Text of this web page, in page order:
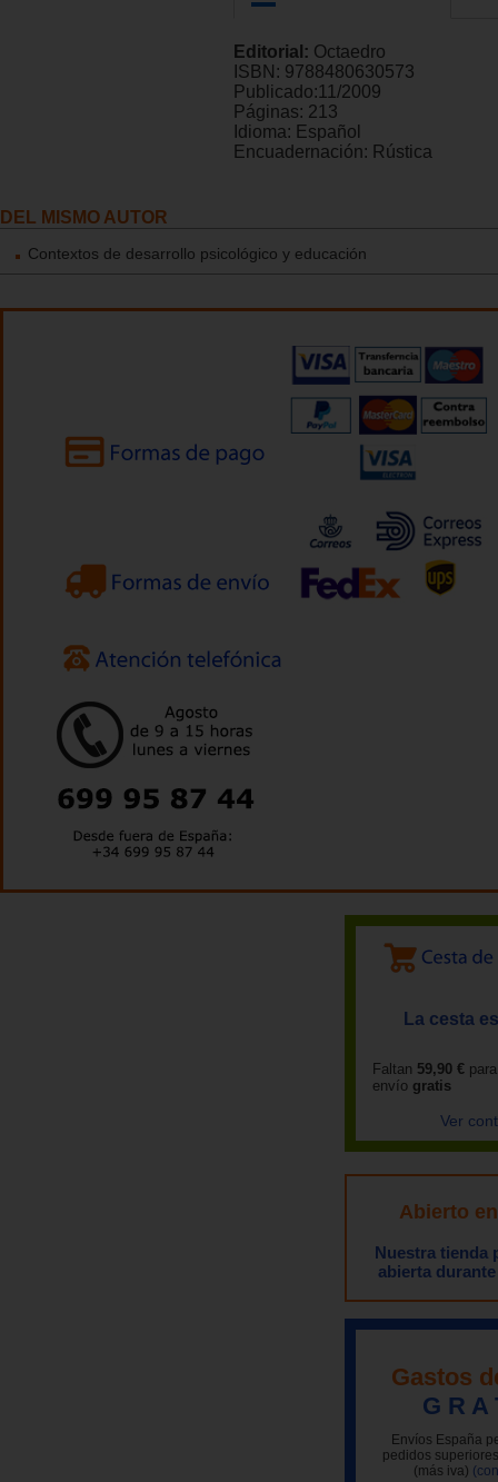
Editorial: Octaedro
ISBN: 9788480630573
Publicado:11/2009
Páginas: 213
Idioma: Español
Encuadernación: Rústica
DEL MISMO AUTOR
Contextos de desarrollo psicológico y educación
La cesta
Faltan 59,90 €
envío gratis
Ver
Abierto
Nuestra tienda
abierta
Gastos
G R A
Envíos España
pedidos
(más iva)